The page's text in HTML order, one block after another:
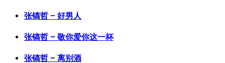
张镐哲 – 好男人
张镐哲 – 敬你爱你这一杯
张镐哲 – 离别酒